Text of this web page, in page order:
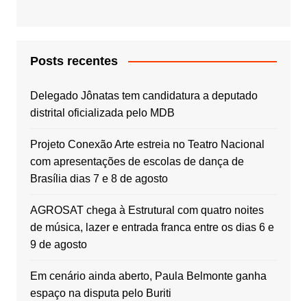
Posts recentes
Delegado Jônatas tem candidatura a deputado
distrital oficializada pelo MDB
Projeto Conexão Arte estreia no Teatro Nacional
com apresentações de escolas de dança de
Brasília dias 7 e 8 de agosto
AGROSAT chega à Estrutural com quatro noites
de música, lazer e entrada franca entre os dias 6 e
9 de agosto
Em cenário ainda aberto, Paula Belmonte ganha
espaço na disputa pelo Buriti